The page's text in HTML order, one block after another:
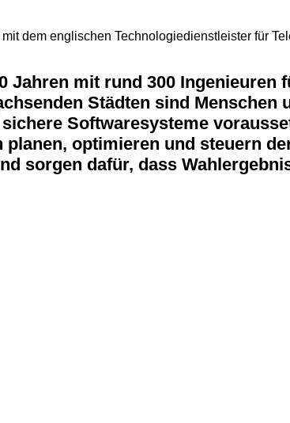
dem englischen Technologiedienstleister für
Jahren mit rund 300
Städten sind Menschen
Softwaresysteme
optimieren und steuern
sorgen dafür, dass